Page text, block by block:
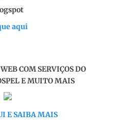
aqui
COM SERVIÇOS DO
E MUITO MAIS
E SAIBA MAIS